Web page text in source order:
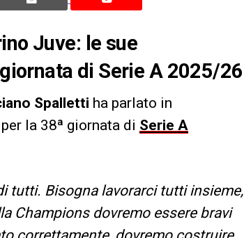
Juve: le sue
di Serie A 2025/26
Spalletti ha parlato in
la 38ª giornata di Serie A
tutti. Bisogna lavorarci tutti insieme,
Champions dovremo essere bravi